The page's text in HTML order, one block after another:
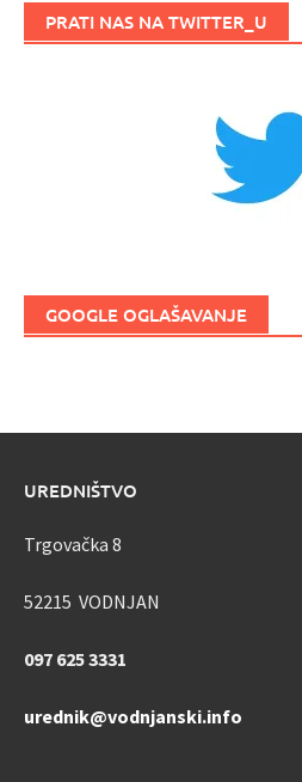
PRATI NAS NA TWITTER_U
GOOGLE OGLAŠAVANJE
UREDNIŠTVO
Trgovačka 8
52215 VODNJAN
097 625 3331
urednik@vodnjanski.info